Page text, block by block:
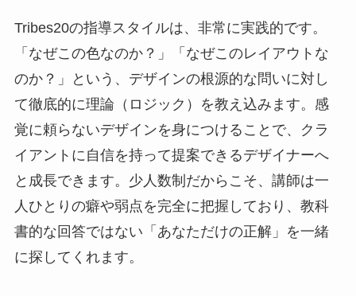
Tribes20の指導スタイルは、非常に実践的です。
「なぜこの色なのか？」「なぜこのレイアウトな
のか？」という、デザインの根源的な問いに対し
て徹底的に理論（ロジック）を教え込みます。感
覚に頼らないデザインを身につけることで、クラ
イアントに自信を持って提案できるデザイナーへ
と成長できます。少人数制だからこそ、講師は一
人ひとりの癖や弱点を完全に把握しており、教科
書的な回答ではない「あなただけの正解」を一緒
に探してくれます。